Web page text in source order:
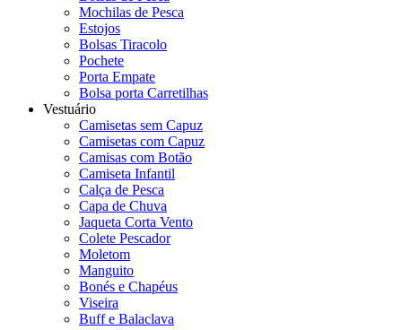
Mochilas de Pesca
Estojos
Bolsas Tiracolo
Pochete
Porta Empate
Bolsa porta Carretilhas
Vestuário
Camisetas sem Capuz
Camisetas com Capuz
Camisas com Botão
Camiseta Infantil
Calça de Pesca
Capa de Chuva
Jaqueta Corta Vento
Colete Pescador
Moletom
Manguito
Bonés e Chapéus
Viseira
Buff e Balaclava